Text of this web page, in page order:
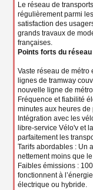
Le réseau de
régulièrement parmi
satisfaction des
grands travaux de
françaises.
Points forts du
Vaste réseau de métro
lignes de tramway
nouvelle ligne de
Fréquence et fiabilité
minutes aux heures de
Intégration avec les
libre-service Vélo'v et
parfaitement les
Tarifs abordables : Un
nettement moins que
Faibles émissions :
fonctionnent à
électrique ou hybride.